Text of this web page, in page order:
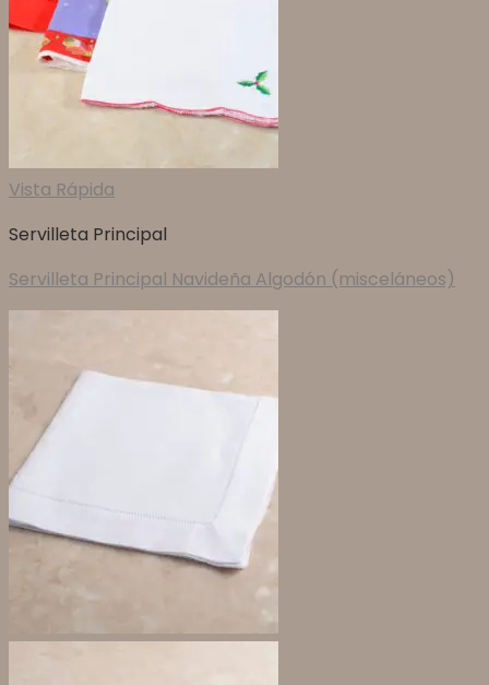
Vista Rápida
Servilleta Principal
Servilleta Principal Navideña Algodón (misceláneos)